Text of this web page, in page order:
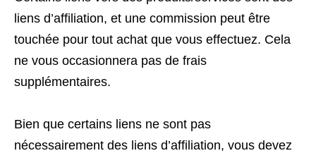
liens d’affiliation, et une commission peut être
touchée pour tout achat que vous effectuez. Cela
ne vous occasionnera pas de frais
supplémentaires.
Bien que certains liens ne sont pas
nécessairement des liens d’affiliation, vous devez